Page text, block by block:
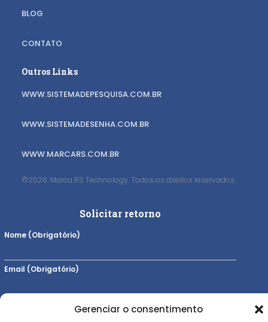
Gerenciar o consentimento
BLOG
CONTATO
Outros Links
WWW.SISTEMADEPESQUISA.COM.BR
WWW.SISTEMADESENHA.COM.BR
WWW.MARCARS.COM.BR
©2026. Marca RS Technology. Todos os direitos reservados.
Solicitar retorno
Nome (Obrigatório)
Email (Obrigatório)